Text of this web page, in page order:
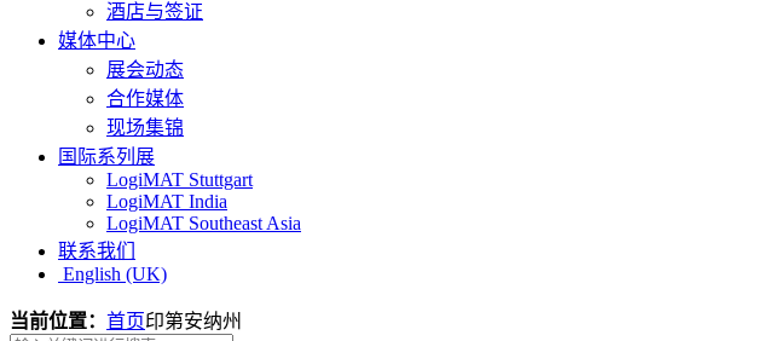
酒店与签证
媒体中心
展会动态
合作媒体
现场集锦
国际系列展
LogiMAT Stuttgart
LogiMAT India
LogiMAT Southeast Asia
联系我们
English (UK)
当前位置： 首页印第安纳州